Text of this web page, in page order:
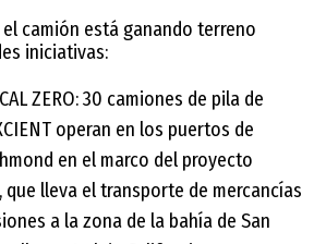
el camión está ganando terreno
iniciativas:
ZERO: 30 camiones de pila de
operan en los puertos de
en el marco del proyecto
que lleva el transporte de mercancías
a la zona de la bahía de San